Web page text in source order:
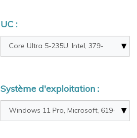
UC :
Système d'exploitation :